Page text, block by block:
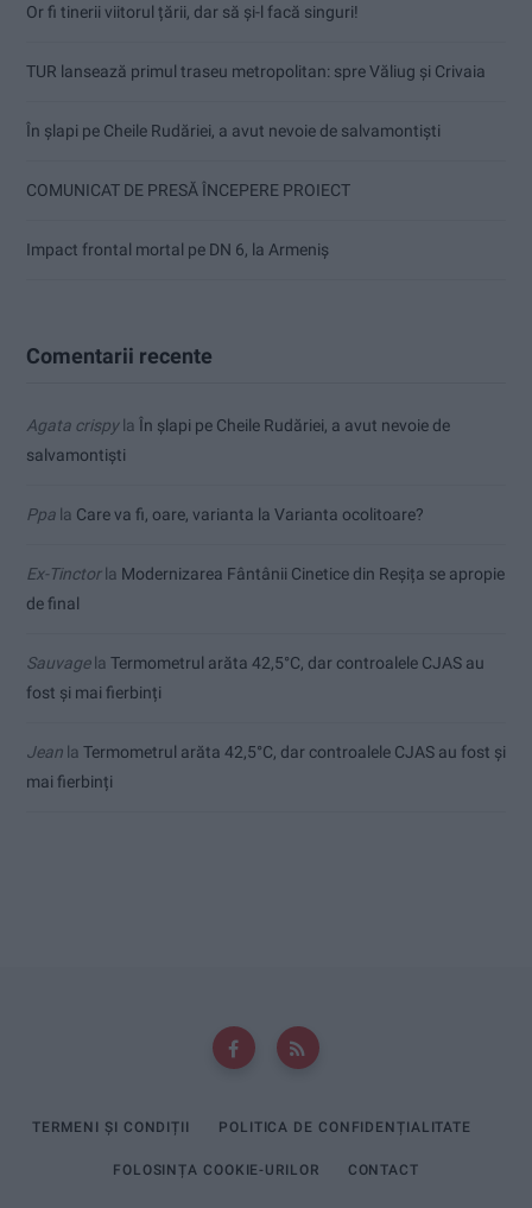
Or fi tinerii viitorul țării, dar să și-l facă singuri!
TUR lansează primul traseu metropolitan: spre Văliug și Crivaia
În șlapi pe Cheile Rudăriei, a avut nevoie de salvamontiști
COMUNICAT DE PRESĂ ÎNCEPERE PROIECT
Impact frontal mortal pe DN 6, la Armeniș
Comentarii recente
Agata crispyla În șlapi pe Cheile Rudăriei, a avut nevoie de
salvamontiști
Ppa la Care va fi, oare, varianta la Varianta ocolitoare?
Ex-Tinctorla Modernizarea Fântânii Cinetice din Reșița se apropie
de final
Sauvagela Termometrul arăta 42,5°C, dar controalele CJAS au
fost și mai fierbinți
Jean la Termometrul arăta 42,5°C, dar controalele CJAS au fost și
mai fierbinți
TERMENI ȘI CONDIȚII POLITICA DE CONFIDENȚIALITATE
FOLOSINȚA COOKIE-URILOR CONTACT